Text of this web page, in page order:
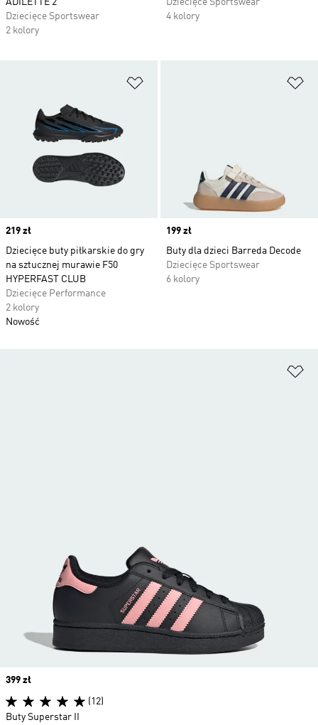
Dziecięce Sportswear
2 kolory
4 kolory
Price
219 zł
Dziecięce buty piłkarskie do gry
na sztucznej murawie F50
HYPERFAST CLUB
Dziecięce Performance
2 kolory
Nowość
Price
199 zł
Buty dla dzieci Barreda Decode
Dziecięce Sportswear
6 kolory
Price
399 zł
(12)
Buty Superstar II